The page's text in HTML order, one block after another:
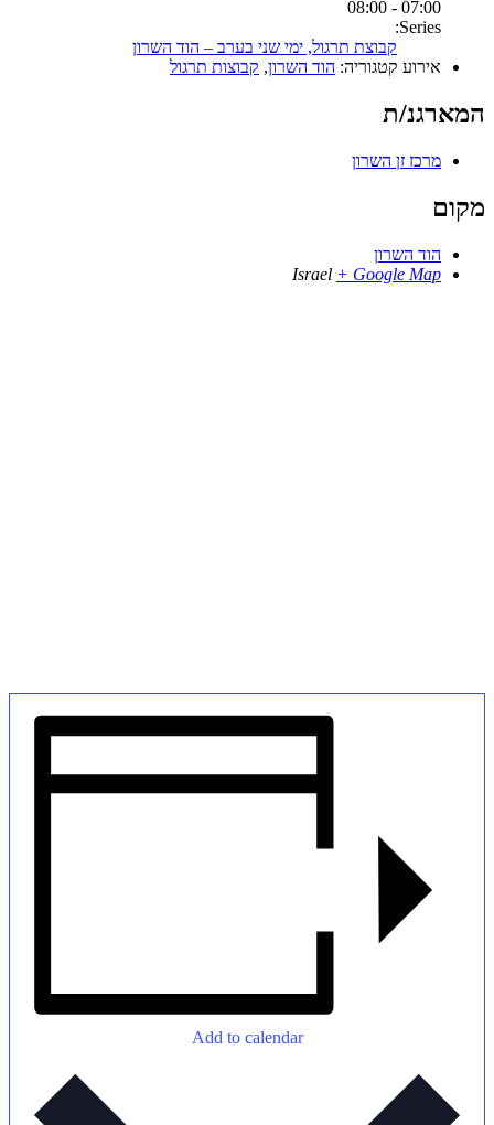
07:00 - 08:00
Series:
קבוצת תרגול, ימי שני בערב – הוד השרון
אירוע קטגוריה: הוד השרון, קבוצות תרגול
המארגנ/ת
מרכז זן השרון
מקום
הוד השרון
Israel + Google Map
Add to calendar